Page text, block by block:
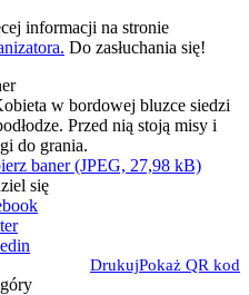
informacji na stronie
Do zasłuchania się!
baner (JPEG, 27,98 kB)
się
DrukujPokaż QR kod